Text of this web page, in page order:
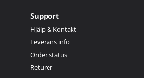
Support
Hjälp & Kontakt
Leverans info
Order status
Returer